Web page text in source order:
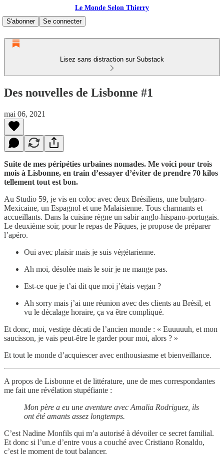
Le Monde Selon Thierry
S'abonner
Se connecter
Lisez sans distraction sur Substack
Des nouvelles de Lisbonne #1
mai 06, 2021
Suite de mes péripéties urbaines nomades. Me voici pour trois
mois à Lisbonne, en train d’essayer d’éviter de prendre 70 kilos
tellement tout est bon.
Au Studio 59, je vis en coloc avec deux Brésiliens, une bulgaro-
Mexicaine, un Espagnol et une Malaisienne. Tous charmants et
accueillants. Dans la cuisine règne un sabir anglo-hispano-portugais.
Le deuxième soir, pour le repas de Pâques, je propose de préparer
l’apéro.
Oui avec plaisir mais je suis végétarienne.
Ah moi, désolée mais le soir je ne mange pas.
Est-ce que je t’ai dit que moi j’étais vegan ?
Ah sorry mais j’ai une réunion avec des clients au Brésil, et
vu le décalage horaire, ça va être compliqué.
Et donc, moi, vestige décati de l’ancien monde : « Euuuuuh, et mon
saucisson, je vais peut-être le garder pour moi, alors ? »
Et tout le monde d’acquiescer avec enthousiasme et bienveillance.
A propos de Lisbonne et de littérature, une de mes correspondantes
me fait une révélation stupéfiante :
Mon père a eu une aventure avec Amalia Rodriguez, ils
ont été amants assez longtemps.
C’est Nadine Monfils qui m’a autorisé à dévoiler ce secret familial.
Et donc si l’un.e d’entre vous a couché avec Cristiano Ronaldo,
c’est le moment de tout balancer.